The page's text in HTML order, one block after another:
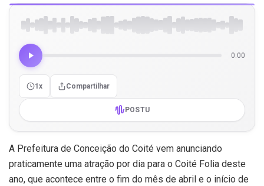
0:00
1x Compartilhar
POSTU
A Prefeitura de Conceição do Coité vem anunciando
praticamente uma atração por dia para o Coité Folia deste
ano, que acontece entre o fim do mês de abril e o início de